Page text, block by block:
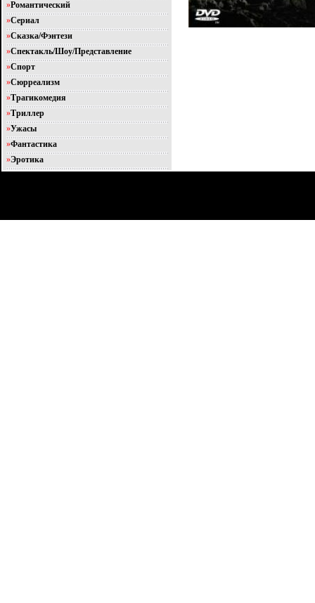
»Романтический
»Сериал
»Сказка/Фэнтези
»Спектакль/Шоу/Представление
»Спорт
»Сюрреализм
»Трагикомедия
»Триллер
»Ужасы
»Фантастика
»Эротика